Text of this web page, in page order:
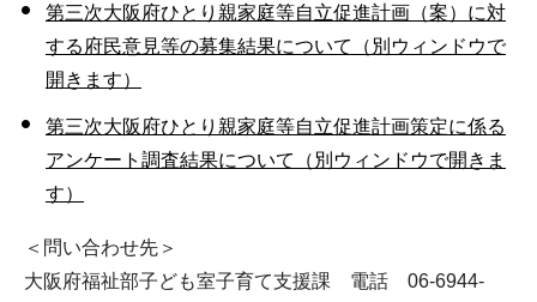
第三次大阪府ひとり親家庭等自立促進計画（案）に対
する府民意見等の募集結果について（別ウィンドウで
開きます）
第三次大阪府ひとり親家庭等自立促進計画策定に係る
アンケート調査結果について（別ウィンドウで開きま
す）
＜問い合わせ先＞
大阪府福祉部子ども室子育て支援課 電話 06-6944-